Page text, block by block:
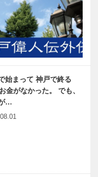
始まって 神戸で終る
がなかった。 でも、
…